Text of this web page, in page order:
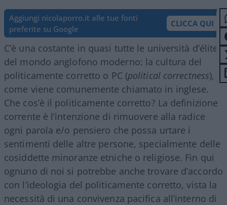
Aggiungi nicolaporro.it alle tue fonti
preferite su Google
CLICCA QUI
C’è una costante in quasi tutte le università d’élite
del mondo anglofono moderno: la cultura del
politicamente corretto o PC (political correctness),
come viene comunemente chiamato in inglese.
Che cos’è il politicamente corretto? La definizione
corrente è l’intenzione di rimuovere alla radice
ogni parola e/o pensiero che possa urtare i
sentimenti delle altre persone, specialmente delle
cosiddette minoranze etniche o religiose. Fin qui
ognuno di noi si potrebbe anche trovare d’accordo
con l’ideologia del politicamente corretto, vista la
necessità di una convivenza pacifica all’interno di